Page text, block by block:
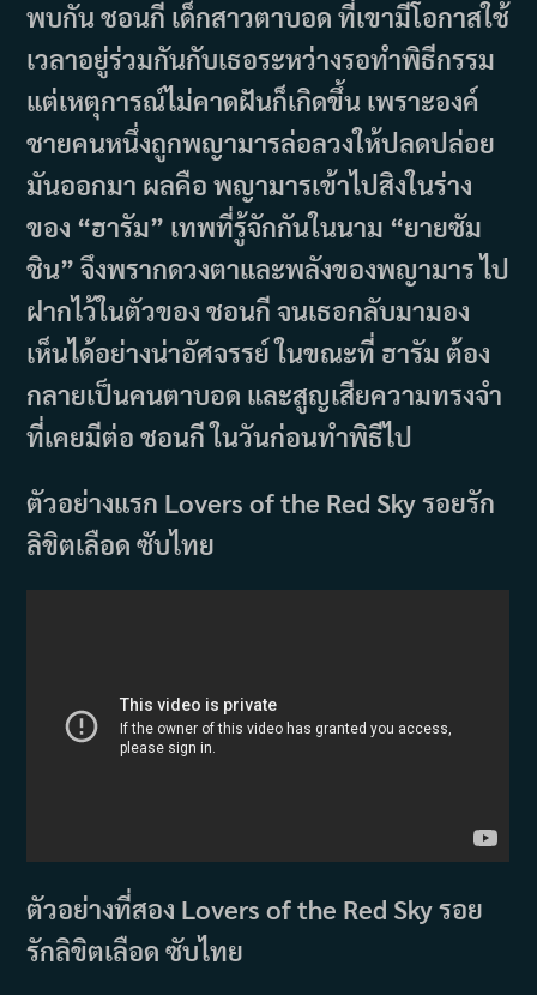
พบกัน ชอนกี เด็กสาวตาบอด ที่เขามีโอกาสใช้
เวลาอยู่ร่วมกันกับเธอระหว่างรอทำพิธีกรรม
แต่เหตุการณ์ไม่คาดฝันก็เกิดขึ้น เพราะองค์
ชายคนหนึ่งถูกพญามารล่อลวงให้ปลดปล่อย
มันออกมา ผลคือ พญามารเข้าไปสิงในร่าง
ของ “ฮารัม” เทพที่รู้จักกันในนาม “ยายซัม
ชิน” จึงพรากดวงตาและพลังของพญามาร ไป
ฝากไว้ในตัวของ ชอนกี จนเธอกลับมามอง
เห็นได้อย่างน่าอัศจรรย์ ในขณะที่ ฮารัม ต้อง
กลายเป็นคนตาบอด และสูญเสียความทรงจำ
ที่เคยมีต่อ ชอนกี ในวันก่อนทำพิธีไป
ตัวอย่างแรก Lovers of the Red Sky รอยรัก
ลิขิตเลือด ซับไทย
ตัวอย่างที่สอง Lovers of the Red Sky รอย
รักลิขิตเลือด ซับไทย